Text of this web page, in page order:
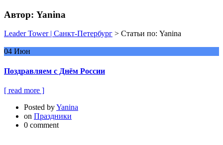
Автор: Yanina
Leader Tower | Санкт-Петербург > Статьи по: Yanina
04 Июн
Поздравляем с Днём России
[ read more ]
Posted byYanina
on Праздники
0 comment